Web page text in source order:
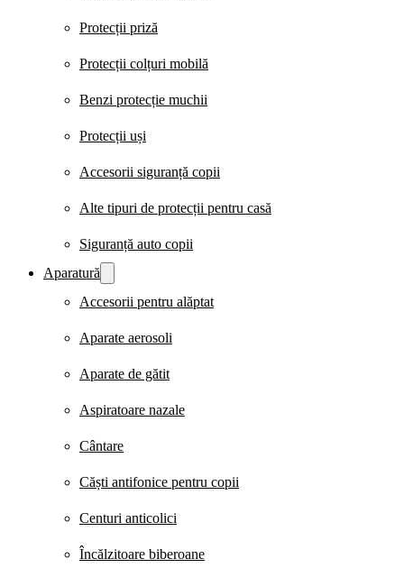
Protecții priză
Protecții colțuri mobilă
Benzi protecție muchii
Protecții uși
Accesorii siguranță copii
Alte tipuri de protecții pentru casă
Siguranță auto copii
Aparatură
Accesorii pentru alăptat
Aparate aerosoli
Aparate de gătit
Aspiratoare nazale
Cântare
Căști antifonice pentru copii
Centuri anticolici
Încălzitoare biberoane